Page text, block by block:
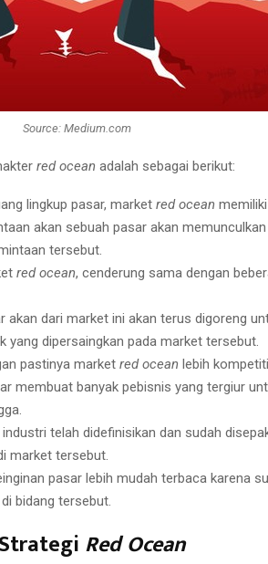
Source: Medium.com
red ocean adalah sebagai berikut:
lingkup pasar, market red ocean
akan sebuah pasar akan
tersebut.
red ocean, cenderung sama dengan
akan dari market ini akan terus digoreng
yang dipersaingkan pada market tersebut.
pastinya market red ocean lebih
membuat banyak pebisnis yang tergiur
telah didefinisikan dan sudah
market tersebut.
pasar lebih mudah terbaca karena
bidang tersebut.
Red Ocean